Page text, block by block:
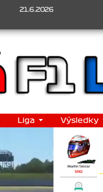
21.6.2026 Šampionát 2026/
Liga Výsledky